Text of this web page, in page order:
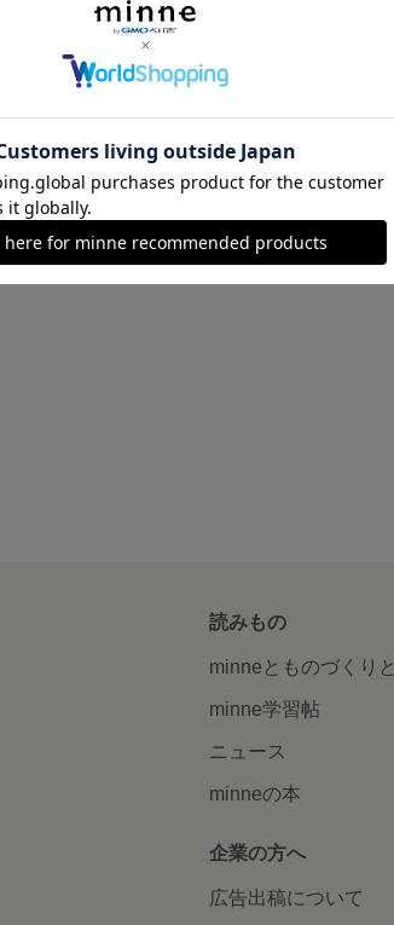
読みもの
minneとものづくりと
minne学習帖
ニュース
minneの本
企業の方へ
広告出稿について